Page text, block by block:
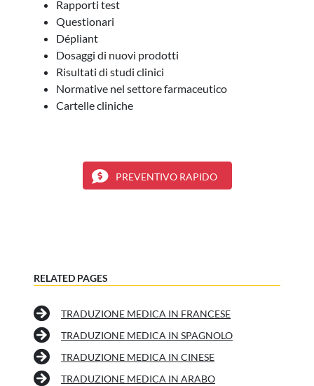
Rapporti test
Questionari
Dépliant
Dosaggi di nuovi prodotti
Risultati di studi clinici
Normative nel settore farmaceutico
Cartelle cliniche
PREVENTIVO RAPIDO
RELATED PAGES
TRADUZIONE MEDICA IN FRANCESE
TRADUZIONE MEDICA IN SPAGNOLO
TRADUZIONE MEDICA IN CINESE
TRADUZIONE MEDICA IN ARABO